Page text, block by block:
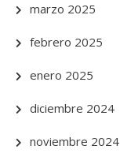
marzo 2025
febrero 2025
enero 2025
diciembre 2024
noviembre 2024